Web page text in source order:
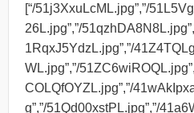
[“/51j3XxuLcML.jpg”,”/
26L.jpg”,”/
1RqxJ5YdzL.jpg”,”/
WL.jpg”,”/
COLQfOYZL.jpg”,”/
g”,”/51Qd00xstPL.jpg”,”/